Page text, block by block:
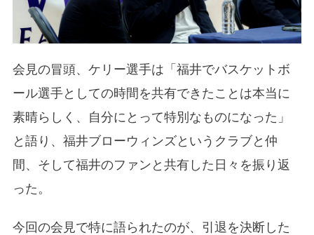
会見の冒頭、ケリー選手は「福井でバスケットボ
ール選手としての時間を共有できたことは本当に
素晴らしく、自分にとって特別なものになった」
と語り、福井ブローウィンズというクラブと仲
間、そして福井のファンと共有した日々を振り返
った。
今回の会見で特に語られたのが、引退を決断した